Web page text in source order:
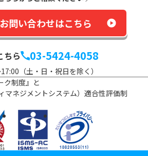
問い合わせはこちら
ちら 03-5424-4058
（土・日・祝日を除く）
ク制度』と
マネジメントシステム）適合性評価制